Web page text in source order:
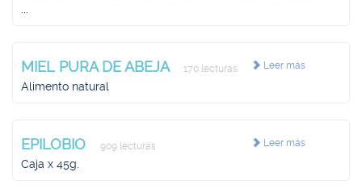
Leer más
MIEL PURA DE ABEJA 170 lecturas
Alimento natural
Leer más
EPILOBIO 909 lecturas
Caja x 45g.